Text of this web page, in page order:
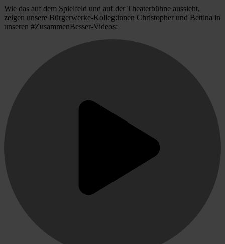
Wie das auf dem Spielfeld und auf der Theaterbühne aussieht,
zeigen unsere Bürgerwerke-Kolleg:innen Christopher und Bettina in
unseren #ZusammenBesser-Videos: